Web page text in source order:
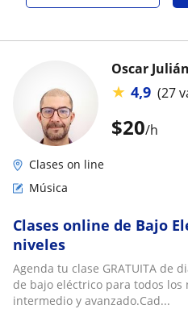
$20/h
Oscar
★ 4,9 (27
Clases on line
Música
Clases online de Bajo
niveles
Agenda tu clase GRATUITA de
de bajo eléctrico para todos
intermedio y avanzado.Cad...